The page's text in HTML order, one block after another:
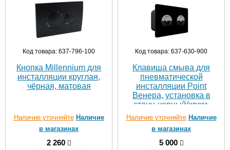
Код товара: 637-796-100
Кнопка Millennium для
инсталляции круглая,
чёрная, матовая
Наличие уточняйте Наличие
в магазинах
2 260
Код товара: 637-630-900
Клавиша смыва для
пневматической
инсталляции Point
Венера, установка в
стену, черный/хром,
PN44072BC
Наличие уточняйте Наличие
в магазинах
5 000